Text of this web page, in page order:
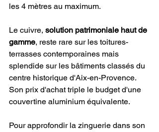
les 4 mètres au maximum.
Le cuivre, solution patrimoniale haut de
gamme, reste rare sur les toitures-
terrasses contemporaines mais
splendide sur les bâtiments classés du
centre historique d'Aix-en-Provence.
Son prix d'achat triple le budget d'une
couvertine aluminium équivalente.
Pour approfondir la zinguerie dans son